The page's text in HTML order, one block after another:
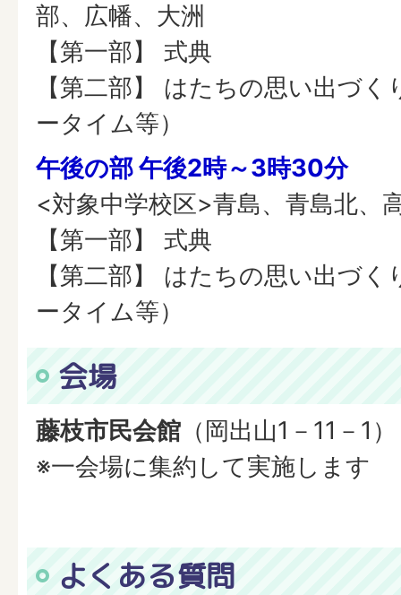
部、広幡、大洲
【第一部】 式典
【第二部】 はたちの思い出づ
ータイム等）
午後の部 午後2時～3時30分
<対象中学校区>青島、青島北、
【第一部】 式典
【第二部】 はたちの思い出づ
ータイム等）
会場
藤枝市民会館 （岡出山1－11－1）
※一会場に集約して実施します
よくある質問